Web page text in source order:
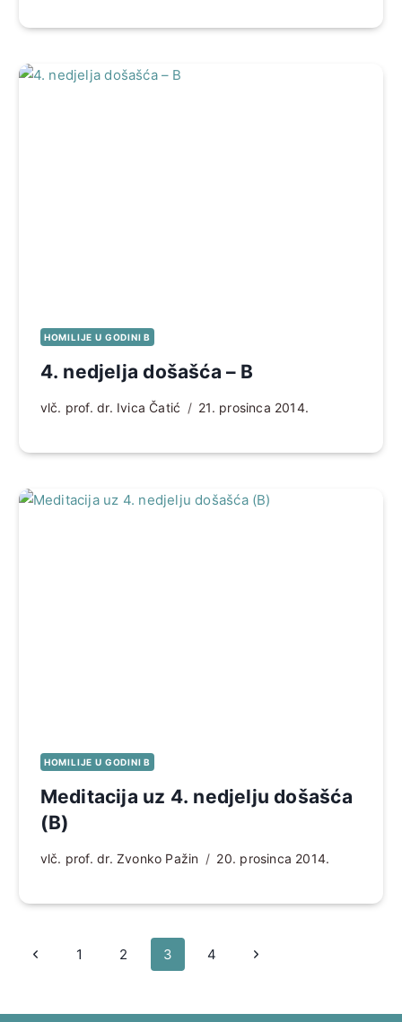
HOMILIJE U GODINI B
4. nedjelja došašća – B
vlč. prof. dr. Ivica Čatić 21. prosinca 2014.
HOMILIJE U GODINI B
Meditacija uz 4. nedjelju došašća
(B)
vlč. prof. dr. Zvonko Pažin 20. prosinca 2014.
Page
Prethodna
1 2 3 4
Sljedeća